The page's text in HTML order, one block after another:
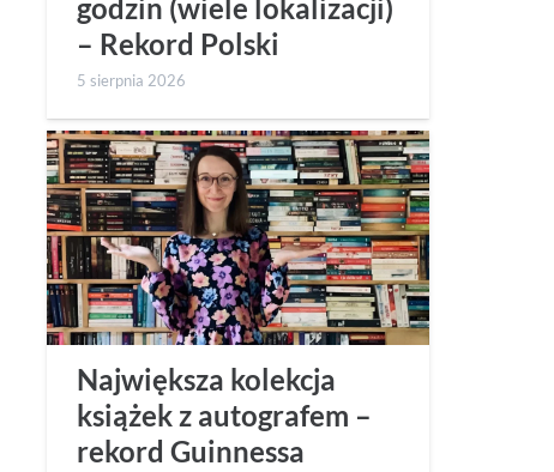
godzin (wiele lokalizacji)
– Rekord Polski
5 sierpnia 2026
Największa kolekcja
książek z autografem –
rekord Guinnessa